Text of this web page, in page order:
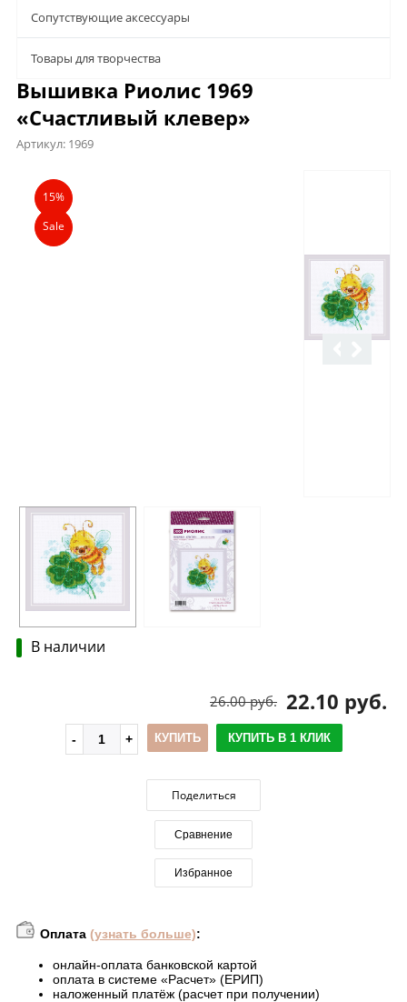
Сопутствующие аксессуары
Товары для творчества
Вышивка Риолис 1969
«Счастливый клевер»
Артикул: 1969
Описание
15%
Sale
В наличии
22.10 руб.
26.00 руб.
КУПИТЬ КУПИТЬ В 1 КЛИК
Поделиться
Сравнение
Избранное
Оплата (узнать больше):
онлайн-оплата банковской картой
оплата в системе «Расчет» (ЕРИП)
наложенный платёж (расчет при получении)